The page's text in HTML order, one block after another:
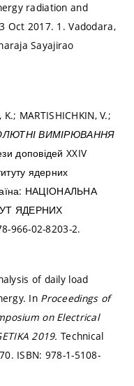
radiation and
Oct 2017. 1. Vadodara,
Sayajirao
K.; MARTISHICHKIN, V.;
ВИМІРЮВАННЯ
доповідей XXIV
ядерних
НАЦІОНАЛЬНА
ЯДЕРНИХ
966-02-8203-2.
of daily load
In Proceedings of
on Electrical
2019.Technical
ISBN: 978-1-5108-